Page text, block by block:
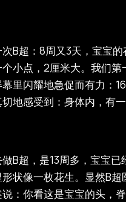
B超：8周又3天，宝宝的
个小点，2厘米大。我们第
里闪耀地急促而有力：
地感受到：身体内，有
B超，是13周多，宝宝已
状像一枚花生。显然B超
：你看这是宝宝的头，